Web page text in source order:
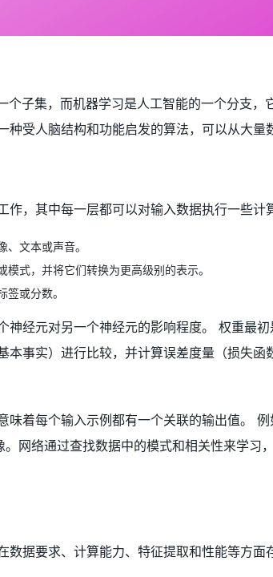
个子集，而机器学习是人工智能的一个分支
受人脑结构和功能启发的算法，可以从大量
，其中每一层都可以对输入数据执行一些计
文本或声音。
式，并将它们转换为更高级别的表示。
或分数。
神经元对另一个神经元的影响程度。 权重最
本事实）进行比较，并计算误差度量（损失
味着每个输入示例都有一个关联的输出值。
网络通过查找数据中的模式和相关性来学习
据要求、计算能力、特征提取和性能等方面